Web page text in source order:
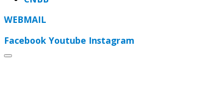
WEBMAIL
Facebook Youtube Instagram